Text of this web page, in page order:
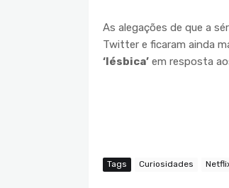
As alegações de que a
Twitter e ficaram ainda
‘lésbica’ em resposta
Tags Curiosidades